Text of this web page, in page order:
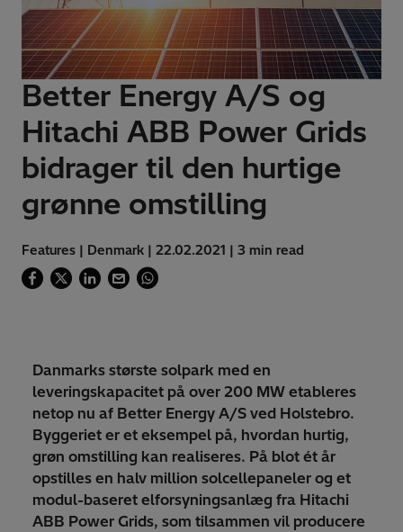
Better Energy A/S og
Hitachi ABB Power Grids
bidrager til den hurtige
grønne omstilling
Features | Denmark | 22.02.2021 | 3 min read
Danmarks største solpark med en
leveringskapacitet på over 200 MW etableres
netop nu af Better Energy A/S ved Holstebro.
Byggeriet er et eksempel på, hvordan hurtig,
grøn omstilling kan realiseres. På blot ét år
opstilles en halv million solcellepaneler og et
modul-baseret elforsyningsanlæg fra Hitachi
ABB Power Grids, som tilsammen vil producere